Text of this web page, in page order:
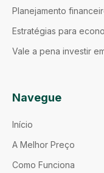
Planejamento
Estratégias para
Vale a pena investir
Navegue
Início
A Melhor Preço
Como Funciona